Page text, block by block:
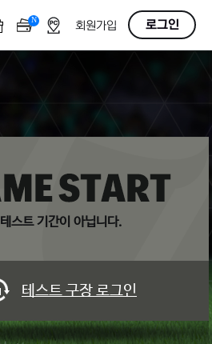
N
F
회원가입 로그인
테스트 구장 로그인
테스트 기간이 아닙니다.